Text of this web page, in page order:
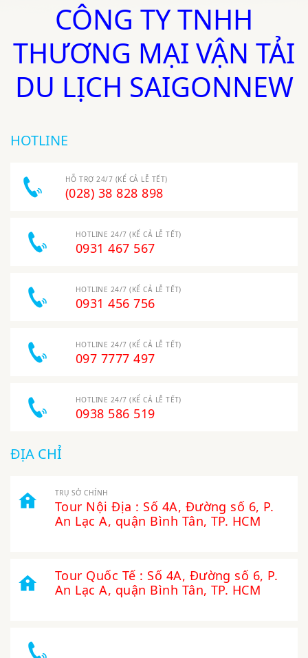
CÔNG TY TNHH
THƯƠNG MẠI VẬN TẢI
DU LỊCH SAIGONNEW
HOTLINE
HỖ TRỢ 24/7 (KỂ CẢ LỄ TẾT)
(028) 38 828 898
HOTLINE 24/7 (KỂ CẢ LỄ TẾT)
0931 467 567
HOTLINE 24/7 (KỂ CẢ LỄ TẾT)
0931 456 756
HOTLINE 24/7 (KỂ CẢ LỄ TẾT)
097 7777 497
HOTLINE 24/7 (KỂ CẢ LỄ TẾT)
0938 586 519
ĐỊA CHỈ
TRỤ SỞ CHÍNH
Tour Nội Địa : Số 4A, Đường số 6, P.
An Lạc A, quận Bình Tân, TP. HCM
Tour Quốc Tế : Số 4A, Đường số 6, P.
An Lạc A, quận Bình Tân, TP. HCM